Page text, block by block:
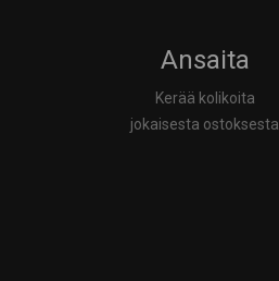
Ansaita
Kerää kolikoita
jokaisesta ostoksesta